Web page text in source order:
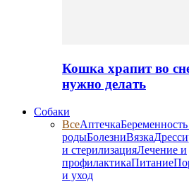
Кошка храпит во
нужно делать
Собаки
ВсеАптечка
родыБолезниВязка
и стерилизацияЛечение и
профилактикаПитание
и уход